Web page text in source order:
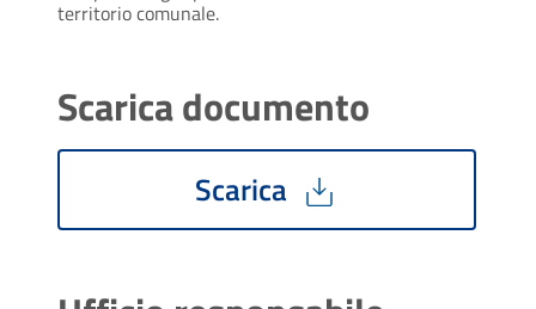
territorio comunale.
Scarica documento
Scarica